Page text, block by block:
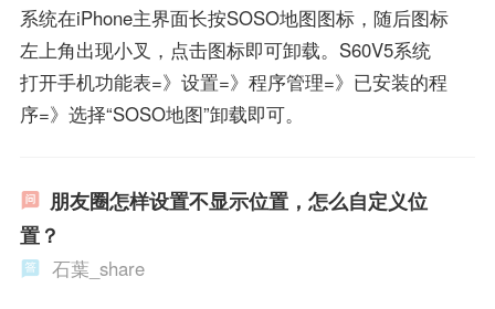
系统在iPhone主界面长按SOSO地图图标，随后图标
左上角出现小叉，点击图标即可卸载。S60V5系统
打开手机功能表=》设置=》程序管理=》已安装的程
序=》选择“SOSO地图”卸载即可。
朋友圈怎样设置不显示位置，怎么自定义位
置？
石葉_share